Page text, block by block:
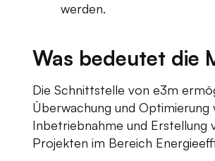
werden.
Was bedeutet die
Die Schnittstelle von e3m
Überwachung und
Inbetriebnahme und Erstellung
Projekten im Bereich